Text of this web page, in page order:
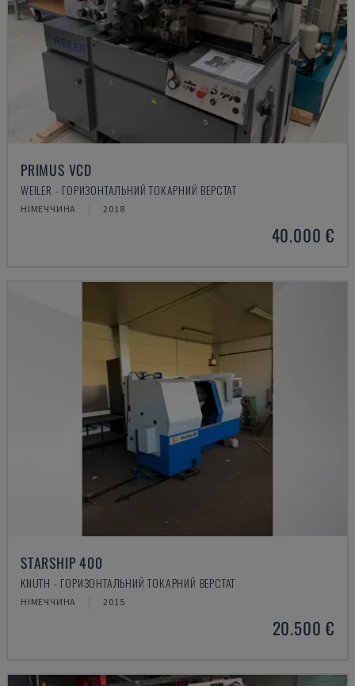
PRIMUS VCD
WEILER - ГОРИЗОНТАЛЬНИЙ ТОКАРНИЙ ВЕРСТАТ
НІМЕЧЧИНА 2018
40.000 €
STARSHIP 400
KNUTH - ГОРИЗОНТАЛЬНИЙ ТОКАРНИЙ ВЕРСТАТ
НІМЕЧЧИНА 2015
20.500 €